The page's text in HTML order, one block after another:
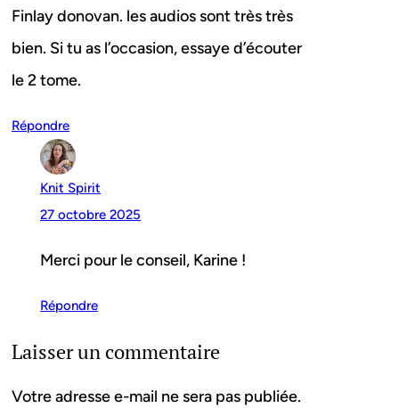
Finlay donovan. les audios sont très très
bien. Si tu as l’occasion, essaye d’écouter
le 2 tome.
Répondre
Knit Spirit
27 octobre 2025
Merci pour le conseil, Karine !
Répondre
Laisser un commentaire
Votre adresse e-mail ne sera pas publiée.